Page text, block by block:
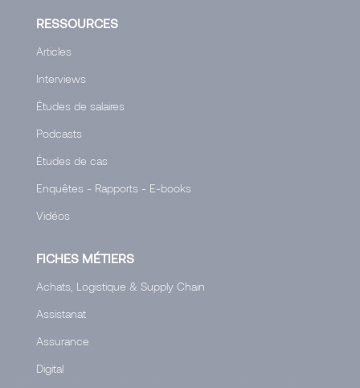
RESSOURCES
Articles
Interviews
Études de salaires
Podcasts
Études de cas
Enquêtes - Rapports - E-books
Vidéos
FICHES MÉTIERS
Achats, Logistique & Supply Chain
Assistanat
Assurance
Digital